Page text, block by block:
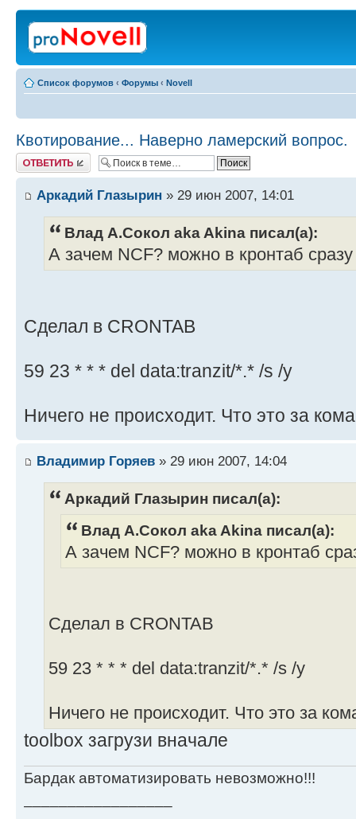
Список форумов ‹ Форумы ‹ Novell
Квотирование... Наверно ламерский вопрос.
Ответить
Аркадий Глазырин » 29 июн 2007, 14:01
Влад А.Сокол aka Akina писал(а):
А зачем NCF? можно в кронтаб
Сделал в CRONTAB
59 23 * * * del data:tranzit/*.* /s /y
Ничего не происходит. Что это за
Владимир Горяев » 29 июн 2007, 14:04
Аркадий Глазырин писал(а):
Влад А.Сокол aka Akina писал(а):
А зачем NCF? можно в кронтаб
Сделал в CRONTAB
59 23 * * * del data:tranzit/*.* /s /y
Ничего не происходит. Что это за
toolbox загрузи вначале
Бардак автоматизировать невозможно!!!